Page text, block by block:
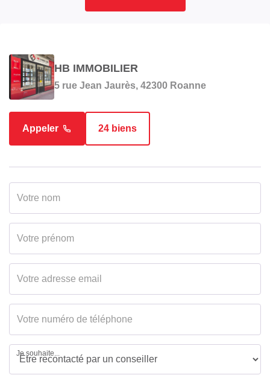
HB IMMOBILIER
5 rue Jean Jaurès, 42300 Roanne
Appeler 24 biens
Je souhaite...